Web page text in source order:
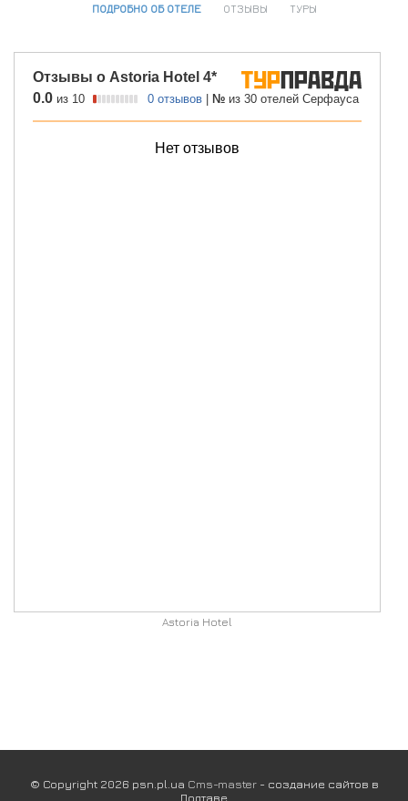
ПОДРОБНО ОБ ОТЕЛЕ ОТЗЫВЫ ТУРЫ
Astoria Hotel
© Copyright 2026 psn.pl.ua Cms-master- создание сайтов в
Полтаве